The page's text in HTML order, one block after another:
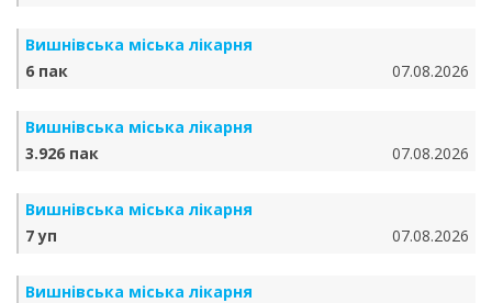
Вишнівська міська лікарня
6 пак
07.08.2026
Вишнівська міська лікарня
3.926 пак
07.08.2026
Вишнівська міська лікарня
7 уп
07.08.2026
Вишнівська міська лікарня